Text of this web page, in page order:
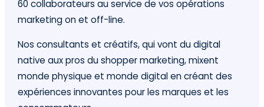
60 collaborateurs au service de vos opérations
marketing on et off-line.
Nos consultants et créatifs, qui vont du digital
native aux pros du shopper marketing, mixent
monde physique et monde digital en créant des
expériences innovantes pour les marques et les